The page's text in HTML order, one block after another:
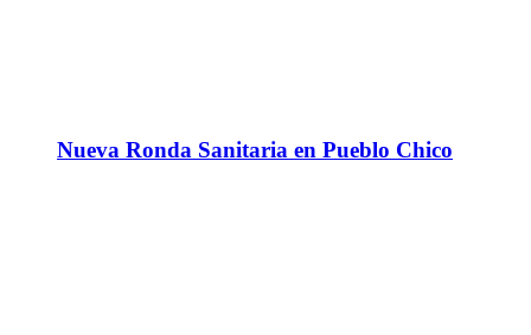
Nueva Ronda Sanitaria en Pueblo Chico